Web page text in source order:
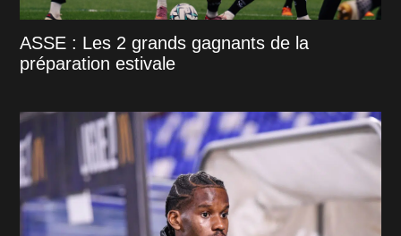
ASSE : Les 2 grands gagnants de la
préparation estivale